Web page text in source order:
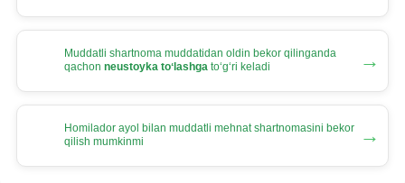
Muddatli shartnoma muddatidan oldin bekor qilinganda
qachon neustoyka toʻlashga toʻgʻri keladi →
Homilador ayol bilan muddatli mehnat shartnomasini bekor
qilish mumkinmi
→